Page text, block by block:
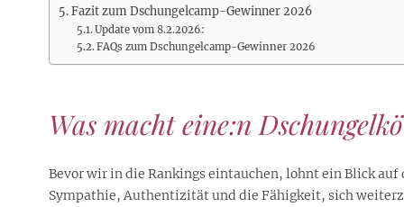
Fazit zum Dschungelcamp-Gewinner 2026
Update vom 8.2.2026:
FAQs zum Dschungelcamp-Gewinner 2026
Was macht eine:n
Bevor wir in die Rankings eintauchen, lohnt ein Blick
Sympathie, Authentizität und die Fähigkeit, sich